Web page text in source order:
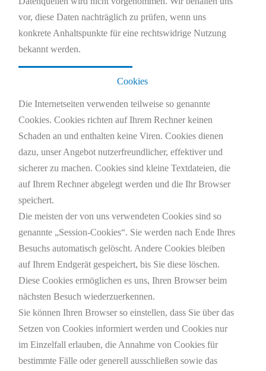
vor, diese Daten nachträglich zu prüfen, wenn uns
konkrete Anhaltspunkte für eine rechtswidrige Nutzung
bekannt werden.
Cookies
Die Internetseiten verwenden teilweise so genannte
Cookies. Cookies richten auf Ihrem Rechner keinen
Schaden an und enthalten keine Viren. Cookies dienen
dazu, unser Angebot nutzerfreundlicher, effektiver und
sicherer zu machen. Cookies sind kleine Textdateien, die
auf Ihrem Rechner abgelegt werden und die Ihr Browser
speichert.
Die meisten der von uns verwendeten Cookies sind so
genannte „Session-Cookies“. Sie werden nach Ende Ihres
Besuchs automatisch gelöscht. Andere Cookies bleiben
auf Ihrem Endgerät gespeichert, bis Sie diese löschen.
Diese Cookies ermöglichen es uns, Ihren Browser beim
nächsten Besuch wiederzuerkennen.
Sie können Ihren Browser so einstellen, dass Sie über das
Setzen von Cookies informiert werden und Cookies nur
im Einzelfall erlauben, die Annahme von Cookies für
bestimmte Fälle oder generell ausschließen sowie das